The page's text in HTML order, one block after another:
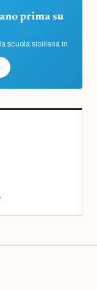
prima su
scuola siciliana in